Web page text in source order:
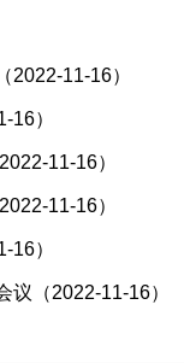
11-16）
16）
11-16）
11-16）
16）
（2022-11-16）